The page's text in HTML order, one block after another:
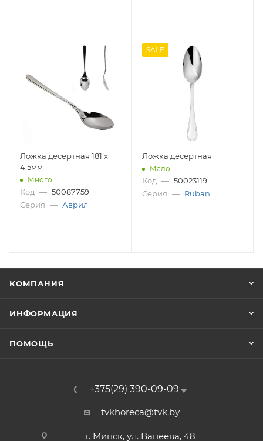
Ложка десертная 181 x
4.5мм
Много
Код — 50087759
Серия — Аврил
SALE
Ложка десертная
Мало
Код — 50023119
Серия — Ruban
КОМПАНИЯ
ИНФОРМАЦИЯ
ПОМОЩЬ
+375(29) 390-09-09
tvkhoreca@tvk.by
г. Минск, ул. Ванеева, 48